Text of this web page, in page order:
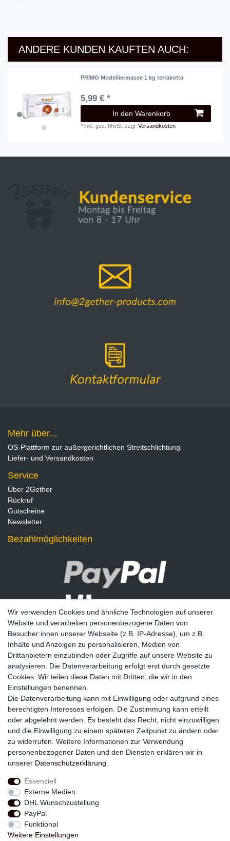
ANDERE KUNDEN KAUFTEN AUCH:
PRIMO Modelliermasse 1 kg terrakotta
5,99 € *
In den Warenkorb
*inkl. ges. MwSt. zzgl.Versandkosten
Mehr über...
OS-Plattform zur außergerichtlichen Streitschlichtung
Liefer- und Versandkosten
Service
Über 2Gether
Rückruf
Gutscheine
Newsletter
Bezahlmöglichkeiten
Newsletter
E-MAIL **
Einwilligung kann ich jederzeit widerrufen.**
Abonnieren
Widerrufs­recht
Daten­schutz­erklärung
Wir verwenden Cookies und ähnliche Technologien auf unserer
Website und verarbeiten personenbezogene Daten von
Besucher:innen unserer Webseite (z.B. IP-Adresse), um z.B.
Inhalte und Anzeigen zu personalisieren, Medien von
Drittanbietern einzubinden oder Zugriffe auf unsere Website zu
analysieren. Die Datenverarbeitung erfolgt erst durch gesetzte
Cookies. Wir teilen diese Daten mit Dritten, die wir in den
Einstellungen benennen.
Die Datenverarbeitung kann mit Einwilligung oder aufgrund eines
berechtigten Interesses erfolgen. Die Zustimmung kann erteilt
oder abgelehnt werden. Es besteht das Recht, nicht einzuwilligen
und die Einwilligung zu einem späteren Zeitpunkt zu ändern oder
zu widerrufen. Weitere Informationen zur Verwendung
personenbezogener Daten und den Diensten erklären wir in
unserer Daten­schutz­erklärung
Essenziell
Externe Medien
DHL Wunschzustellung
PayPal
Funktional
Weitere Einstellungen